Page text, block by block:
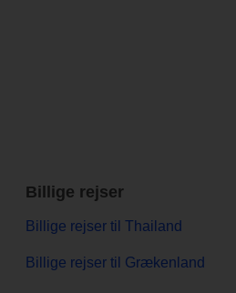
Billige rejser
Billige rejser til Thailand
Billige rejser til Grækenland